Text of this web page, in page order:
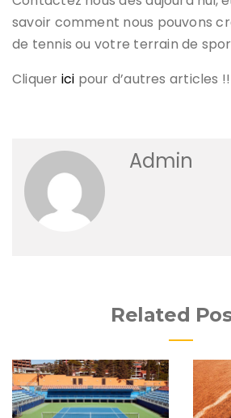
savoir comment nous pouvons
de tennis ou votre terrain de
Cliquer ici pour d’autres articles
Admin
Related